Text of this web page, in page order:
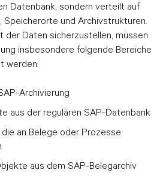
Datenbank, sondern verteilt auf
Speicherorte und Archivstrukturen.
der Daten sicherzustellen, müssen
insbesondere folgende Bereiche
werden:
Archivierung
aus der regulären SAP-Datenbank
an Belege oder Prozesse
aus dem SAP-Belegarchiv